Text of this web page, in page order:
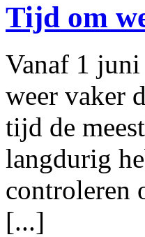
Tijd om
Vanaf 1 juni
weer vaker
tijd de
langdurig
controleren
[...]